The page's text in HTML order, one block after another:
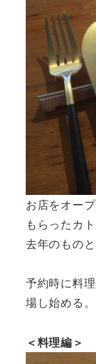
お店をオー
もらったカ
去年のもの
予約時に料
場し始める。
＜料理編＞